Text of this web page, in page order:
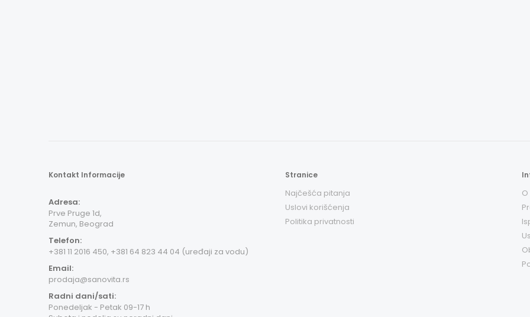
Kontakt Informacije
Adresa:
Prve Pruge 1d,
Zemun, Beograd
Telefon:
+381 11 2016 450, +381 64 823 44 04 (uređaji za vodu)
Email:
prodaja@sanovita.rs
Radni dani/sati:
Ponedeljak - Petak 09-17 h
Stranice
Najčešća pitanja
Uslovi korišćenja
Politika privatnosti